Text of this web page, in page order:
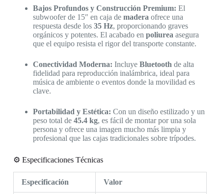
Bajos Profundos y Construcción Premium: El
subwoofer de 15″ en caja de madera ofrece una
respuesta desde los 35 Hz, proporcionando graves
orgánicos y potentes. El acabado en poliurea asegura
que el equipo resista el rigor del transporte constante.
Conectividad Moderna: Incluye Bluetooth de alta
fidelidad para reproducción inalámbrica, ideal para
música de ambiente o eventos donde la movilidad es
clave.
Portabilidad y Estética: Con un diseño estilizado y un
peso total de 45.4 kg, es fácil de montar por una sola
persona y ofrece una imagen mucho más limpia y
profesional que las cajas tradicionales sobre trípodes.
⚙️ Especificaciones Técnicas
Especificación Valor